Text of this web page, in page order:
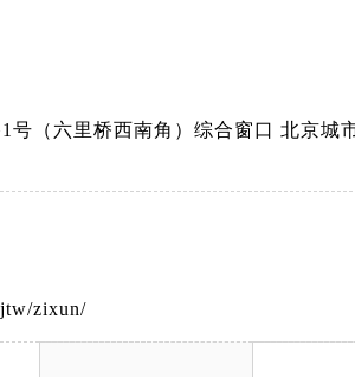
（六里桥西南角）综合窗口 北京城
zixun/